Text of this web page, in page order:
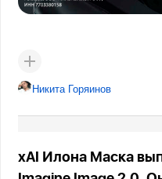
Никита Горяинов
xAI Илона Маска